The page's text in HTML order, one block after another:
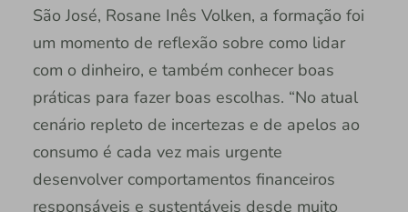
São José, Rosane Inês Volken, a formação foi
um momento de reflexão sobre como lidar
com o dinheiro, e também conhecer boas
práticas para fazer boas escolhas. “No atual
cenário repleto de incertezas e de apelos ao
consumo é cada vez mais urgente
desenvolver comportamentos financeiros
responsáveis e sustentáveis desde muito